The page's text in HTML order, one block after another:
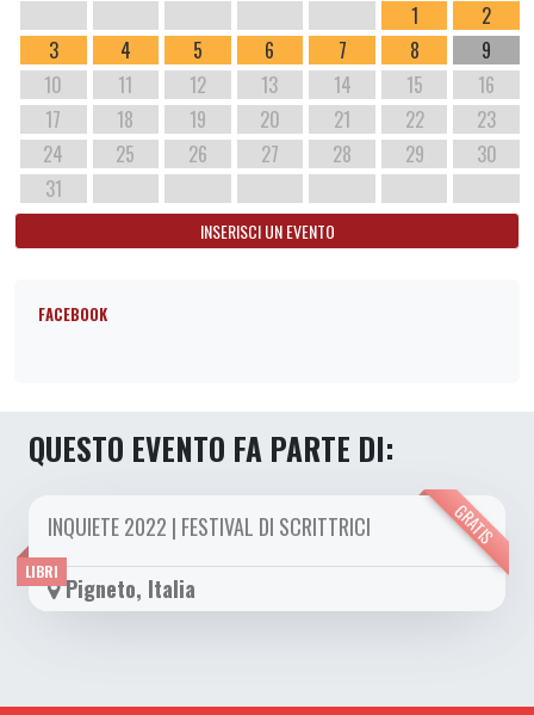
1
2
3
4 5 6 7 8
9
10
11 12 13 14 15
16
17
18 19 20 21 22
23
24
25 26 27 28 29
30
31
INSERISCI UN EVENTO
FACEBOOK
QUESTO EVENTO FA PARTE DI:
LIBRI
GRATIS
DA VEN 07/10 A DOM 16/10 2022
INQUIETE 2022 | FESTIVAL DI SCRITTRICI
Pigneto, Italia